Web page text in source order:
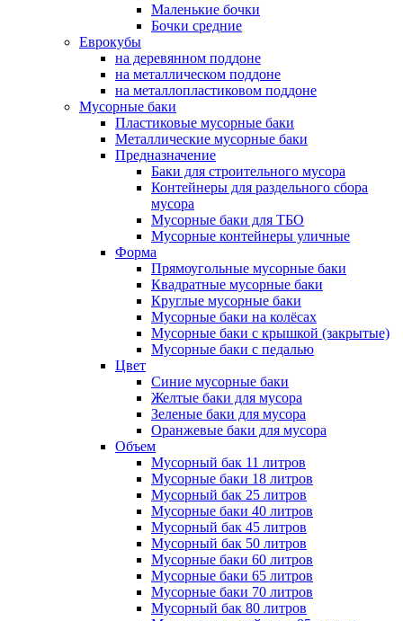
Маленькие бочки
Бочки средние
Еврокубы
на деревянном поддоне
на металлическом поддоне
на металлопластиковом поддоне
Мусорные баки
Пластиковые мусорные баки
Металлические мусорные баки
Предназначение
Баки для строительного мусора
Контейнеры для раздельного сбора
мусора
Мусорные баки для ТБО
Мусорные контейнеры уличные
Форма
Прямоугольные мусорные баки
Квадратные мусорные баки
Круглые мусорные баки
Мусорные баки на колёсах
Мусорные баки с крышкой (закрытые)
Мусорные баки с педалью
Цвет
Синие мусорные баки
Желтые баки для мусора
Зеленые баки для мусора
Оранжевые баки для мусора
Объем
Мусорный бак 11 литров
Мусорные баки 18 литров
Мусорный бак 25 литров
Мусорные баки 40 литров
Мусорный бак 45 литров
Мусорный бак 50 литров
Мусорные баки 60 литров
Мусорные баки 65 литров
Мусорные баки 70 литров
Мусорный бак 80 литров